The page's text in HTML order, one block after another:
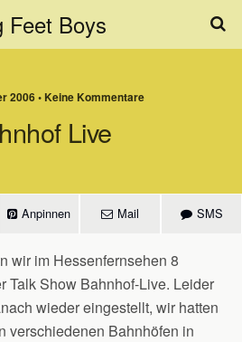
Feet Boys
2006 • Keine Kommentare
Live
Anpinnen Mail SMS
wir im Hessenfernsehen 8
Talk Show Bahnhof-Live. Leider
wieder eingestellt, wir hatten
verschiedenen Bahnhöfen in